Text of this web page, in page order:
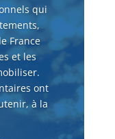
qui
France
et les
ont
à la